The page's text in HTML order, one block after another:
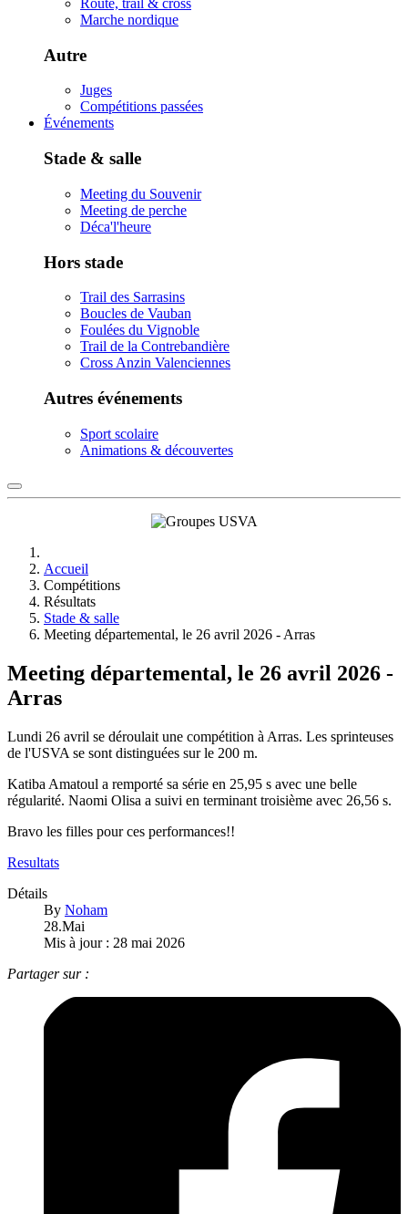
Route, trail & cross
Marche nordique
Autre
Juges
Compétitions passées
Événements
Stade & salle
Meeting du Souvenir
Meeting de perche
Déca'l'heure
Hors stade
Trail des Sarrasins
Boucles de Vauban
Foulées du Vignoble
Trail de la Contrebandière
Cross Anzin Valenciennes
Autres événements
Sport scolaire
Animations & découvertes
Accueil
Compétitions
Résultats
Stade & salle
Meeting départemental, le 26 avril 2026 - Arras
Meeting départemental, le 26 avril 2026 -
Arras
Lundi 26 avril se déroulait une compétition à Arras. Les sprinteuses
de l'USVA se sont distinguées sur le 200 m.
Katiba Amatoul a remporté sa série en 25,95 s avec une belle
régularité. Naomi Olisa a suivi en terminant troisième avec 26,56 s.
Bravo les filles pour ces performances!!
Resultats
Détails
By Noham
28.Mai
Mis à jour : 28 mai 2026
Partager sur :